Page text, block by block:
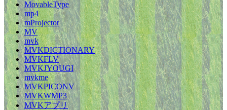
MovableType
mp4
mProjector
MV
mvk
MVKDICTIONARY
MVKFLV
MVKJYOUGI
mvkme
MVKPICONV
MVKWMP3
MVKアプリ